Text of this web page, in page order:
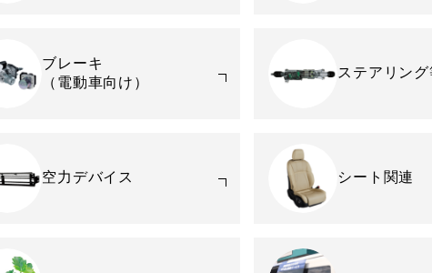
ブレーキ
（電動車向け）
ステアリング
空力デバイス シート関連